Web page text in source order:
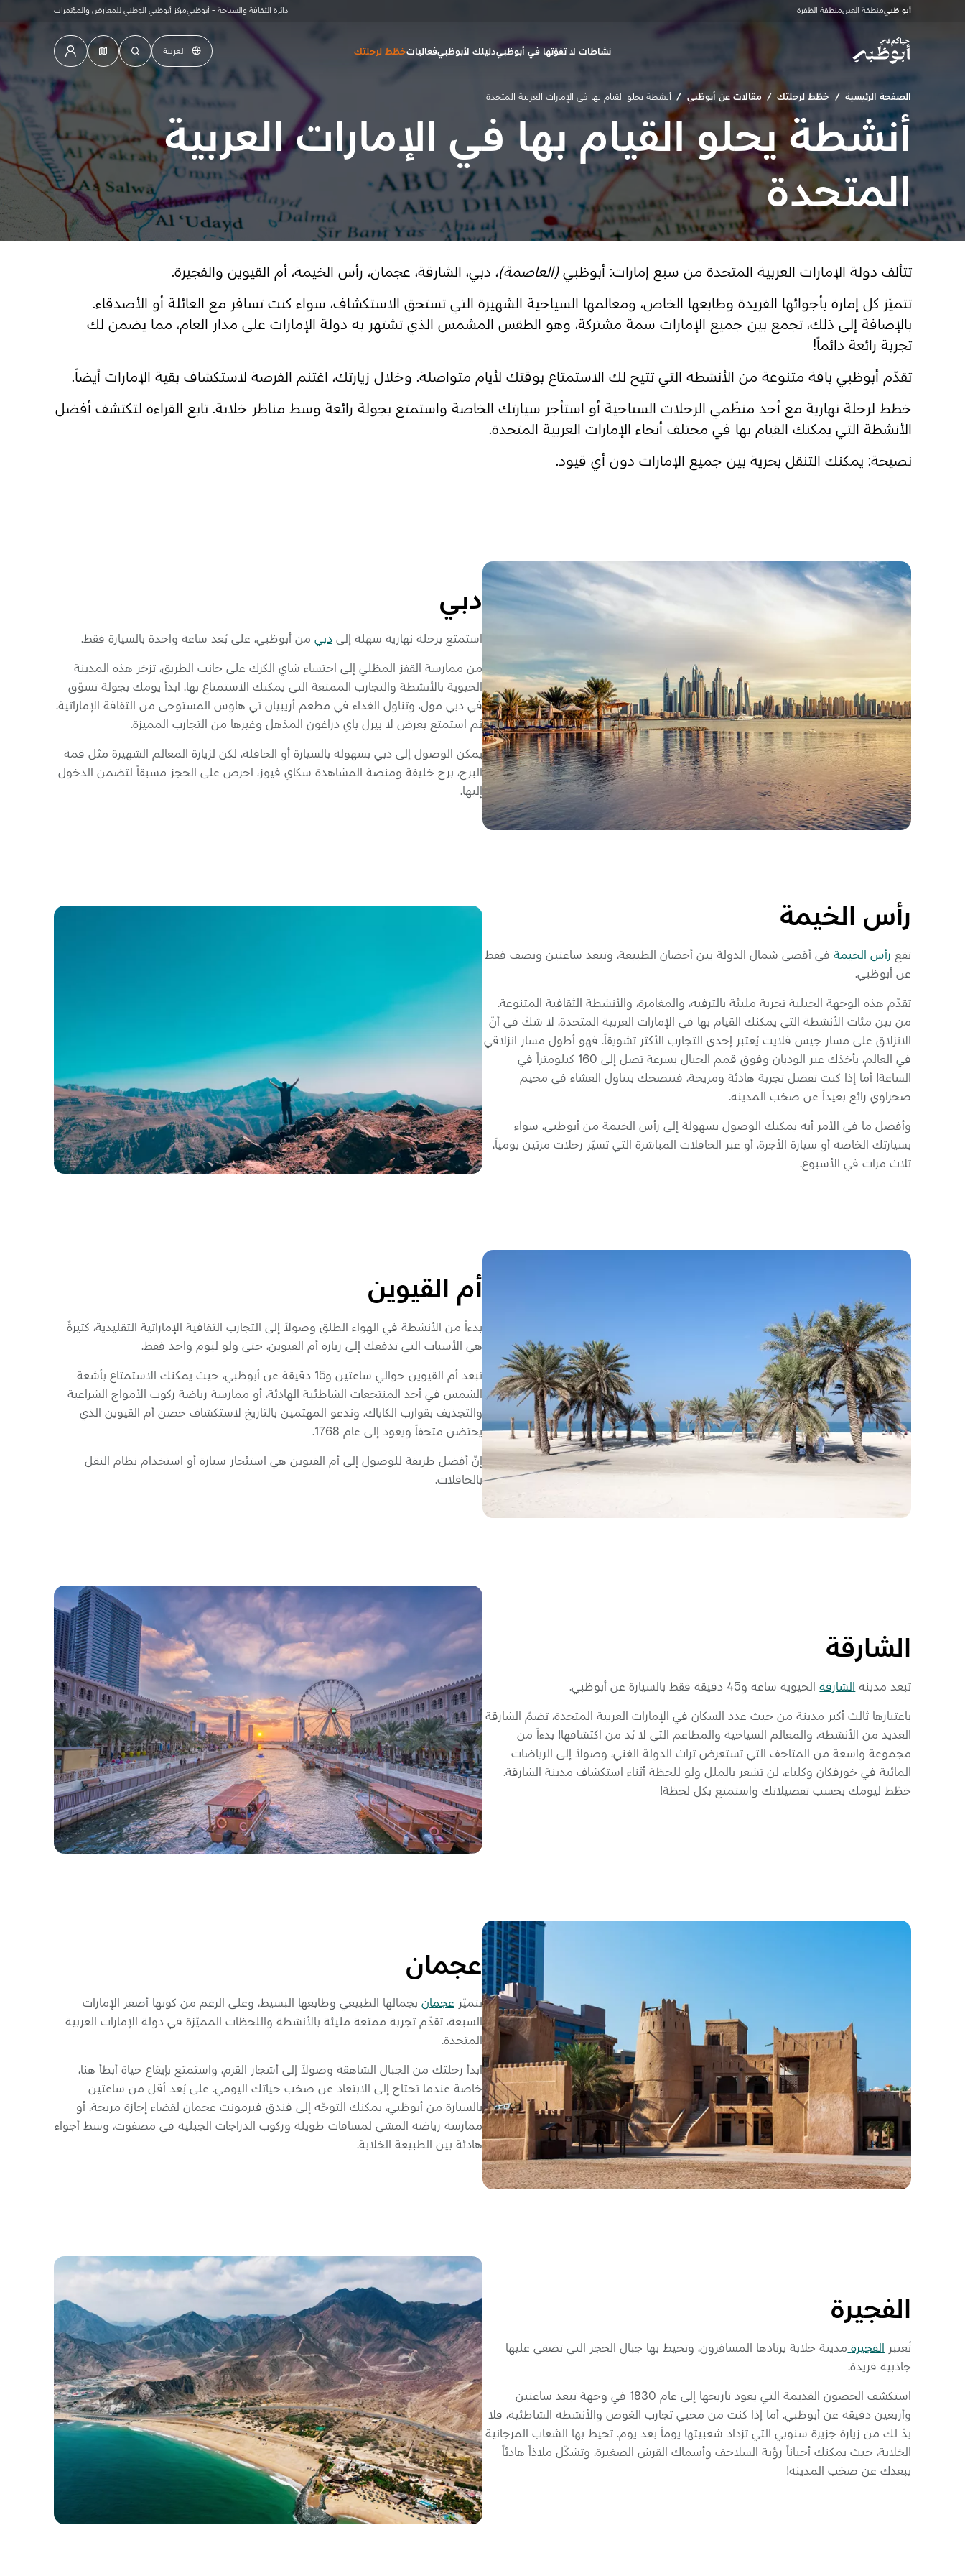
أبو ظبيمنطقة العينمنطقة الظفرة دائرة الثقافة والسياحة - أبوظبيمركز أبوظبي الوطني للمعارض والمؤتمرات
نشاطات لا تفوّتها في أبوظبيدليلك لأبوظبيفعالياتخطّط لرحلتك العربية
الصفحة الرئيسية / خطّط لرحلتك / مقالات عن أبوظبي / أنشطة يحلو القيام بها في الإمارات العربية المتحدة
أنشطة يحلو القيام بها في الإمارات العربية
المتحدة
تتألف دولة الإمارات العربية المتحدة من سبع إمارات: أبوظبي(العاصمة)، دبي، الشارقة، عجمان، رأس الخيمة، أم القيوين والفجيرة.
تتميّز كل إمارة بأجوائها الفريدة وطابعها الخاص، ومعالمها السياحية الشهيرة التي تستحق الاستكشاف، سواء كنت تسافر مع العائلة أو الأصدقاء.
بالإضافة إلى ذلك، تجمع بين جميع الإمارات سمة مشتركة، وهو الطقس المشمس الذي تشتهر به دولة الإمارات على مدار العام، مما يضمن لك
تجربة رائعة دائماً!
تقدّم أبوظبي باقة متنوعة من الأنشطة التي تتيح لك الاستمتاع بوقتك لأيام متواصلة. وخلال زيارتك، اغتنم الفرصة لاستكشاف بقية الإمارات أيضاً.
خطط لرحلة نهارية مع أحد منظّمي الرحلات السياحية أو استأجر سيارتك الخاصة واستمتع بجولة رائعة وسط مناظر خلابة. تابع القراءة لتكتشف أفضل
الأنشطة التي يمكنك القيام بها في مختلف أنحاء الإمارات العربية المتحدة.
نصيحة: يمكنك التنقل بحرية بين جميع الإمارات دون أي قيود.
دبي
استمتع برحلة نهارية سهلة إلى دبي من أبوظبي، على بُعد ساعة واحدة بالسيارة فقط.
من ممارسة القفز المظلي إلى احتساء شاي الكرك على جانب الطريق، تزخر هذه المدينة
الحيوية بالأنشطة والتجارب الممتعة التي يمكنك الاستمتاع بها. ابدأ يومك بجولة تسوّق
في دبي مول، وتناول الغداء في مطعم أريبيان تي هاوس المستوحى من الثقافة الإماراتية،
ثم استمتع بعرض لا بيرل باي دراغون المذهل وغيرها من التجارب المميزة.
يمكن الوصول إلى دبي بسهولة بالسيارة أو الحافلة، لكن لزيارة المعالم الشهيرة مثل قمة
البرج، برج خليفة ومنصة المشاهدة سكاي فيوز، احرص على الحجز مسبقاً لتضمن الدخول
إليها.
رأس الخيمة
تقع رأس الخيمةفي أقصى شمال الدولة بين أحضان الطبيعة، وتبعد ساعتين ونصف فقط
عن أبوظبي.
تقدّم هذه الوجهة الجبلية تجربة مليئة بالترفيه، والمغامرة، والأنشطة الثقافية المتنوعة.
من بين مئات الأنشطة التي يمكنك القيام بها في الإمارات العربية المتحدة، لا شكّ في أنّ
الانزلاق على مسار جيس فلايت يُعتبر إحدى التجارب الأكثر تشويقاً. فهو أطول مسار انزلاقي
في العالم، يأخذك عبر الوديان وفوق قمم الجبال بسرعة تصل إلى 160 كيلومتراً في
الساعة! أما إذا كنت تفضل تجربة هادئة ومريحة، فننصحك بتناول العشاء في مخيم
صحراوي رائع بعيداً عن صخب المدينة.
وأفضل ما في الأمر أنه يمكنك الوصول بسهولة إلى رأس الخيمة من أبوظبي، سواء
بسيارتك الخاصة أو سيارة الأجرة، أو عبر الحافلات المباشرة التي تسيّر رحلات مرتين يومياً،
ثلاث مرات في الأسبوع.
أم القيوين
بدءاً من الأنشطة في الهواء الطلق وصولاً إلى التجارب الثقافية الإماراتية التقليدية، كثيرةٌ
هي الأسباب التي تدفعك إلى زيارة أم القيوين، حتى ولو ليوم واحد فقط.
تبعد أم القيوين حوالي ساعتين و15 دقيقة عن أبوظبي، حيث يمكنك الاستمتاع بأشعة
الشمس في أحد المنتجعات الشاطئية الهادئة، أو ممارسة رياضة ركوب الأمواج الشراعية
والتجذيف بقوارب الكاياك. وندعو المهتمين بالتاريخ لاستكشاف حصن أم القيوين الذي
يحتضن متحفاً ويعود إلى عام 1768.
إنّ أفضل طريقة للوصول إلى أم القيوين هي استئجار سيارة أو استخدام نظام النقل
بالحافلات.
الشارقة
تبعد مدينة الشارقةالحيوية ساعة و45 دقيقة فقط بالسيارة عن أبوظبي.
باعتبارها ثالث أكبر مدينة من حيث عدد السكان في الإمارات العربية المتحدة، تضمّ الشارقة
العديد من الأنشطة، والمعالم السياحية والمطاعم التي لا بُد من اكتشافها! بدءاً من
مجموعة واسعة من المتاحف التي تستعرض تراث الدولة الغني، وصولاً إلى الرياضات
المائية في خورفكان وكلباء، لن تشعر بالملل ولو للحظة أثناء استكشاف مدينة الشارقة.
خطّط ليومك بحسب تفضيلاتك واستمتع بكل لحظة!
عجمان
تتميّز عجمان بجمالها الطبيعي وطابعها البسيط، وعلى الرغم من كونها أصغر الإمارات
السبعة، تقدّم تجربة ممتعة مليئة بالأنشطة واللحظات المميّزة في دولة الإمارات العربية
المتحدة.
ابدأ رحلتك من الجبال الشاهقة وصولاً إلى أشجار القرم، واستمتع بإيقاع حياة أبطأ هنا،
خاصة عندما تحتاج إلى الابتعاد عن صخب حياتك اليومي. على بُعد أقل من ساعتين
بالسيارة من أبوظبي، يمكنك التوجّه إلى فندق فيرمونت عجمان لقضاء إجازة مريحة، أو
ممارسة رياضة المشي لمسافات طويلة وركوب الدراجات الجبلية في مصفوت، وسط أجواء
هادئة بين الطبيعة الخلابة.
الفجيرة
تُعتبر الفجيرة مدينة خلابة يرتادها المسافرون، وتحيط بها جبال الحجر التي تضفي عليها
جاذبية فريدة.
استكشف الحصون القديمة التي يعود تاريخها إلى عام 1830 في وجهة تبعد ساعتين
وأربعين دقيقة عن أبوظبي. أما إذا كنت من محبي تجارب الغوص والأنشطة الشاطئية، فلا
بدّ لك من زيارة جزيرة سنوبي التي تزداد شعبيتها يوماً بعد يوم. تحيط بها الشعاب المرجانية
الخلابة، حيث يمكنك أحياناً رؤية السلاحف وأسماك القرش الصغيرة، وتشكّل ملاذاً هادئاً
يبعدك عن صخب المدينة!